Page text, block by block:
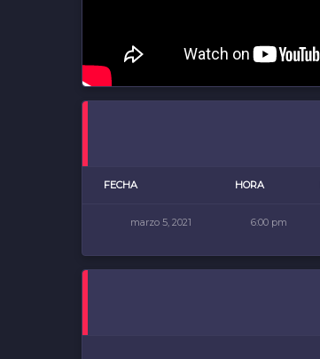
FECHA HORA
marzo 5, 2021 6:00 pm